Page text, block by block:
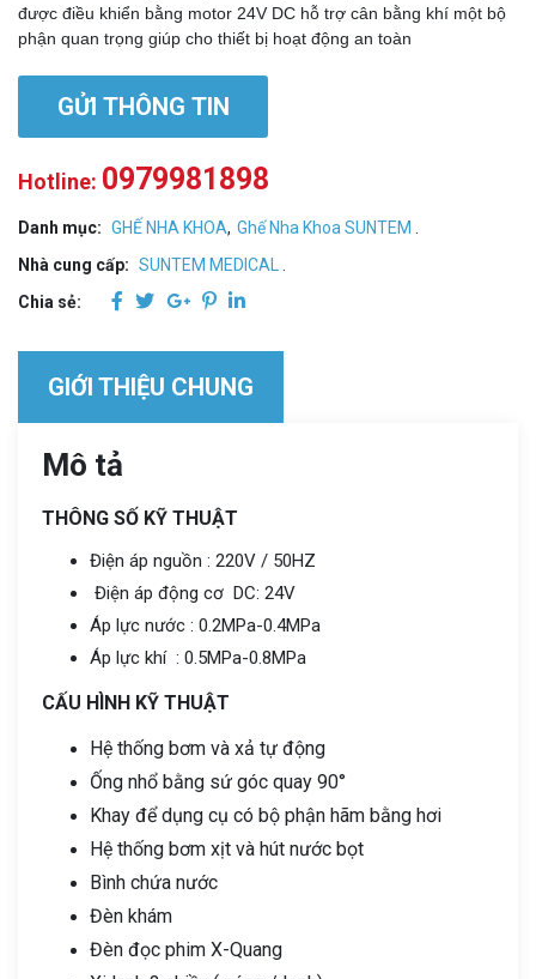
được điều khiển bằng motor 24V DC hỗ trợ cân bằng khí một bộ
phận quan trọng giúp cho thiết bị hoạt động an toàn
GỬI THÔNG TIN
Hotline: 0979981898
Danh mục: GHẾ NHA KHOA, Ghế Nha Khoa SUNTEM .
Nhà cung cấp: SUNTEM MEDICAL.
Chia sẻ:
GIỚI THIỆU CHUNG
Mô tả
THÔNG SỐ KỸ THUẬT
Điện áp nguồn : 220V / 50HZ
Điện áp động cơ DC: 24V
Áp lực nước : 0.2MPa-0.4MPa
Áp lực khí : 0.5MPa-0.8MPa
CẤU HÌNH KỸ THUẬT
Hệ thống bơm và xả tự động
Ống nhổ bằng sứ góc quay 90°
Khay để dụng cụ có bộ phận hãm bằng hơi
Hệ thống bơm xịt và hút nước bọt
Bình chứa nước
Đèn khám
Đèn đọc phim X-Quang